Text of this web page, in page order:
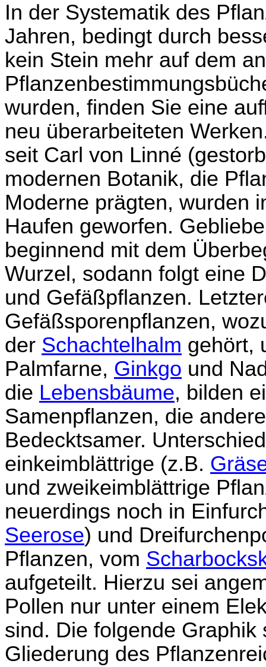
In der Systematik des
Jahren, bedingt durch
kein Stein mehr auf dem
wurden, finden Sie eine
neu überarbeiteten
seit Carl von Linné
modernen Botanik, die
Moderne prägten, wurden
Haufen geworfen.
beginnend mit dem
Wurzel, sodann folgt eine
und Gefäßpflanzen.
Gefäßsporenpflanzen,
der Schachtelhalm gehört,
Palmfarne, Ginkgo und
die Lebensbäume, bilden
Samenpflanzen, die
Bedecktsamer.
einkeimblättrige (z.B.
und zweikeimblättrige
neuerdings noch in
Seerose) und
Pflanzen, vom
aufgeteilt. Hierzu sei
Pollen nur unter einem
sind. Die folgende
Gliederung des